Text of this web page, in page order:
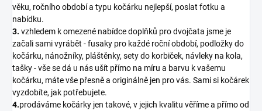
věku, ročního období a typu kočárku nejlepší, poslat fotku a
nabídku.
3. vzhledem k omezené nabídce doplňků pro dvojčata jsme je
začali sami vyrábět - fusaky pro každé roční období, podložky do
kočárku, nánožníky, pláštěnky, sety do korbiček, návleky na kola,
tašky - vše se dá u nás ušít přímo na míru a barvu k vašemu
kočárku, máte vše přesně a originálně jen pro vás. Sami si kočárek
vyzdobíte, jak potřebujete.
4.prodáváme kočárky jen takové, v jejich kvalitu věříme a přímo od